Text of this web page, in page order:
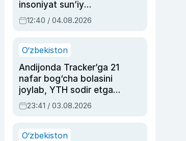
insoniyat sun’iy
intellektni boshqara
olmay qolishidan xavotir
12:40 / 04.08.2026
O‘zbekiston
Andijonda Tracker’ga 21
nafar bog‘cha bolasini
joylab, YTH sodir etgan
ayolga sud hukmi o‘qildi
23:41 / 03.08.2026
O‘zbekiston